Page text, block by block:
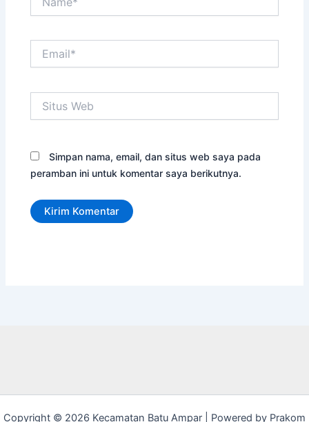
Web
Simpan nama, email, dan situs web saya pada
peramban ini untuk komentar saya berikutnya.
Copyright © 2026 Kecamatan Batu Ampar | Powered by Prakom